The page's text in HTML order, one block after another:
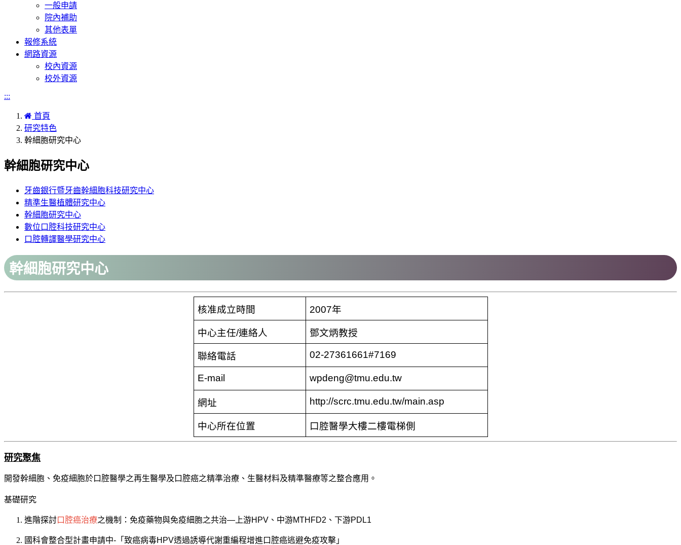
一般申請
院內補助
其他表單
報修系統
網路資源
校內資源
校外資源
:::
首頁
研究特色
幹細胞研究中心
幹細胞研究中心
牙齒銀行暨牙齒幹細胞科技研究中心
精準生醫植體研究中心
幹細胞研究中心
數位口腔科技研究中心
口腔轉譯醫學研究中心
幹細胞研究中心
核准成立時間 2007年
中心主任/連絡人 鄧文炳教授
聯絡電話 02-27361661#7169
E-mail wpdeng@tmu.edu.tw
網址 http://scrc.tmu.edu.tw/main.asp
中心所在位置 口腔醫學大樓二樓電梯側
研究聚焦
開發幹細胞、免疫細胞於口腔醫學之再生醫學及口腔癌之精準治療、生醫材料及精準醫療等之整合應用。
基礎研究
進階探討口腔癌治療之機制：免疫藥物與免疫細胞之共治—上游HPV、中游MTHFD2、下游PDL1
國科會整合型計畫申請中-「致癌病毒HPV透過誘導代謝重編程增進口腔癌逃避免疫攻擊」